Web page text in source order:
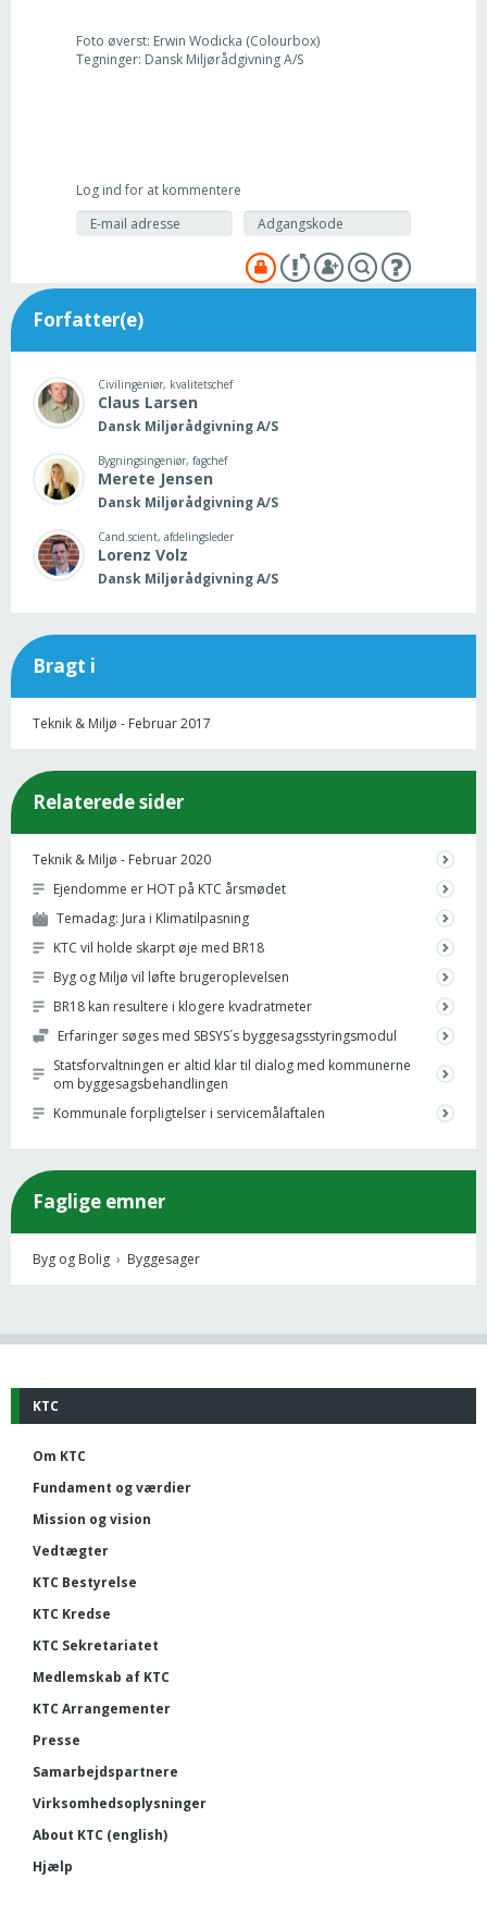
Foto øverst: Erwin Wodicka (Colourbox)
Tegninger: Dansk Miljørådgivning A/S
Log ind for at kommentere
Forfatter(e)
Civilingeniør, kvalitetschef
Claus Larsen
Dansk Miljørådgivning A/S
Bygningsingeniør, fagchef
Merete Jensen
Dansk Miljørådgivning A/S
Cand.scient, afdelingsleder
Lorenz Volz
Dansk Miljørådgivning A/S
Bragt i
Teknik & Miljø - Februar 2017
Relaterede sider
Teknik & Miljø - Februar 2020
Ejendomme er HOT på KTC årsmødet
Temadag: Jura i Klimatilpasning
KTC vil holde skarpt øje med BR18
Byg og Miljø vil løfte brugeroplevelsen
BR18 kan resultere i klogere kvadratmeter
Erfaringer søges med SBSYS´s byggesagsstyringsmodul
Statsforvaltningen er altid klar til dialog med kommunerne
om byggesagsbehandlingen
Kommunale forpligtelser i servicemålaftalen
Faglige emner
Byg og Bolig › Byggesager
KTC
Om KTC
Fundament og værdier
Mission og vision
Vedtægter
KTC Bestyrelse
KTC Kredse
KTC Sekretariatet
Medlemskab af KTC
KTC Arrangementer
Presse
Samarbejdspartnere
Virksomhedsoplysninger
About KTC (english)
Hjælp